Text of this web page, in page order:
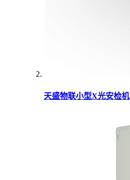
天盛物联小型X光安检机